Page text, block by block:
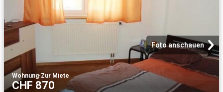
Foto anschauen
Wohnung·Zur Miete
CHF 870